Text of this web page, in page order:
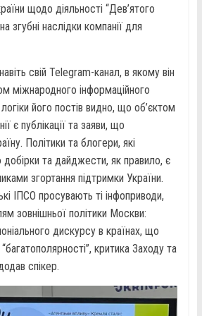
щодо діяльності “Дев’ятого
згубні наслідки компанії для
свій Telegram-канал, в якому він
міжнародного інформаційного
його постів видно, що об’єктом
є публікації та заяви, що
Політики та блогери, які
та дайджести, як правило, є
згортання підтримки України.
ІПСО просувають ті інфоприводи,
зовнішньої політики Москви:
дискурсу в країнах, що
критика Заходу та
спікер.